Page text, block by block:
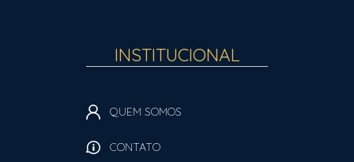
INSTITUCIONAL
QUEM SOMOS
CONTATO